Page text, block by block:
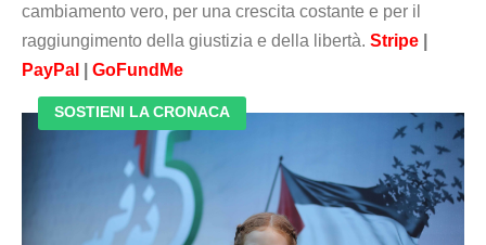
cambiamento vero, per una crescita costante e per il
raggiungimento della giustizia e della libertà. Stripe
PayPal
GoFundMe
SOSTIENI LA CRONACA